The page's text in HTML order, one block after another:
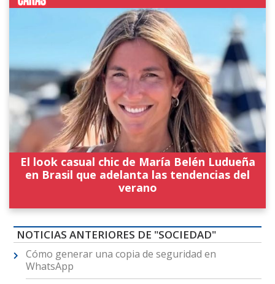
El look casual chic de María Belén Ludueña
en Brasil que adelanta las tendencias del
verano
NOTICIAS ANTERIORES DE "SOCIEDAD"
Cómo generar una copia de seguridad en
WhatsApp